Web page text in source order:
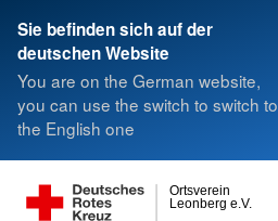
Sie befinden sich auf der
deutschen Website
You are on the German website,
you can use the switch to switch to
the English one
Leonberg e.V.
Ortsverein